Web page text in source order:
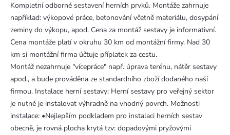
Kompletní odborné sestavení herních prvků. Montáže zahrnuje
například: výkopové práce, betonování včetně materiálu, dosypání
zeminy do výkopu, apod. Cena za montáž sestavy je informativní.
Cena montáže platí v okruhu 30 km od montážní firmy. Nad 30
km si montážní firma účtuje příplatek za cestu.
Montáž nezahrnuje "vícepráce" např. úprava terénu, nátěr sestavy
apod., a bude prováděna ze standardního zboží dodaného naší
firmou. Instalace herní sestavy: Herní sestavy pro veřejný sektor
je nutné je instalovat výhradně na vhodný povrch. Možnosti
instalace: •Nejlepším podkladem pro instalaci herních sestav
obecně, je rovná plocha krytá tzv: dopadovými pryžovými